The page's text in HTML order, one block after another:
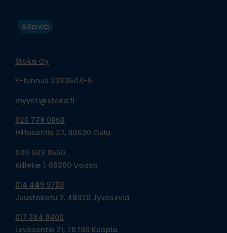
Stoka Oy
Y-tunnus 2233644-5
myynti@stoka.fi
020 778 0860
Hiltusentie 27, 90620 Oulu
040 503 0550
Kiilletie 1, 65300 Vaasa
014 449 9703
Juustokatu 2, 40320 Jyväskylä
017 364 8400
Leväsentie 21, 70780 Kuopio